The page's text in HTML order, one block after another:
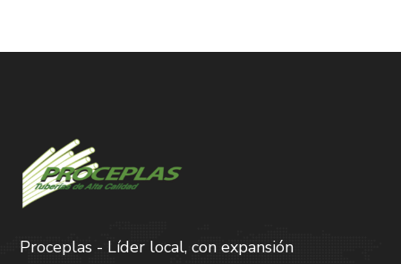
Proceplas - Líder local, con expansión